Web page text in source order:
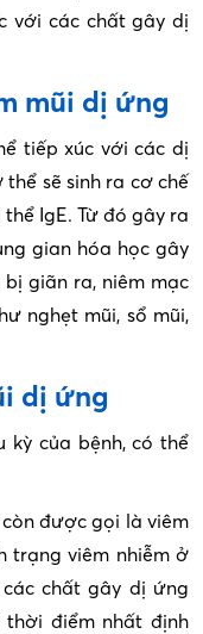
với các chất gây dị
mũi dị ứng
tiếp xúc với các dị
sẽ sinh ra cơ chế
IgE. Từ đó gây ra
gian hóa học gây
giãn ra, niêm mạc
nghẹt mũi, sổ mũi,
dị ứng
của bệnh, có thể
được gọi là viêm
trạng viêm nhiễm ở
chất gây dị ứng
điểm nhất định